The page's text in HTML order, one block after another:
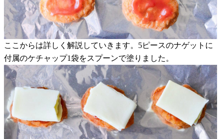
ここからは詳しく解説していきます。5ピースのナゲットに
付属のケチャップ1袋をスプーンで塗りました。